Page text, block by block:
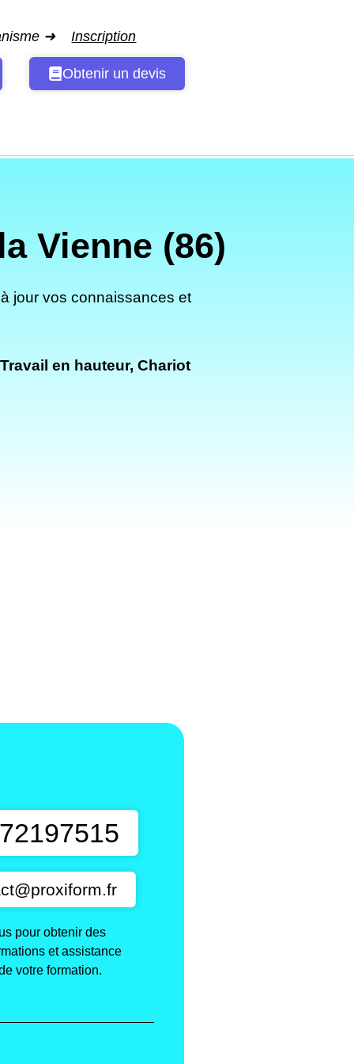
➜ Inscription
Obtenir un devis
Vienne (86)
jour vos connaissances et
en hauteur, Chariot
pour obtenir des
et assistance
votre formation.